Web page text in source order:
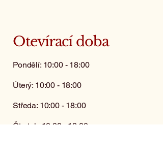
Otevírací doba
Pondělí: 10:00 - 18:00
Úterý: 10:00 - 18:00
Středa: 10:00 - 18:00
Čtvrtek: 10:00 - 18:00